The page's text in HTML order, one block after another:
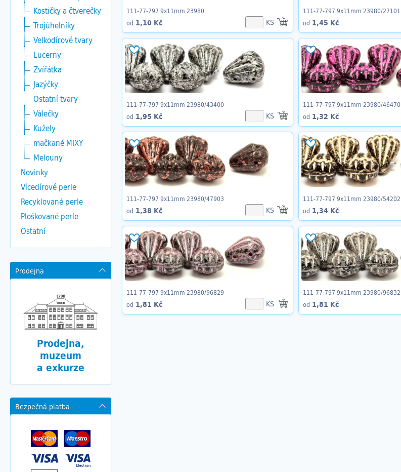
Kostičky a čtverečky
Trojúhelníky
Velkodírové tvary
Lucerny
Zvířátka
Jazýčky
Ostatní tvary
Válečky
Kužely
mačkané MIXY
Melouny
Novinky
Vícedírové perle
Recyklované perle
Ploškované perle
Ostatní
Prodejna
Prodejna,
muzeum
a exkurze
Bezpečná platba
111-77-797 9x11mm 23980
od 1,10 Kč KS
111-77-797 9x11mm 23980/27101
od 1,45 Kč
111-77-797 9x11mm 23980/43400
od 1,95 Kč KS
111-77-797 9x11mm 23980/46470
od 1,32 Kč
111-77-797 9x11mm 23980/47903
od 1,38 Kč KS
111-77-797 9x11mm 23980/54202
od 1,34 Kč
111-77-797 9x11mm 23980/96829
od 1,81 Kč KS
111-77-797 9x11mm 23980/96832
od 1,81 Kč